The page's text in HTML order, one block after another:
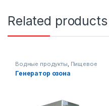
Related products
Водные продукты, Пищевое
оборудование
Генератор озона